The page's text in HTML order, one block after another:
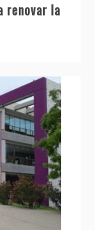
renovar la